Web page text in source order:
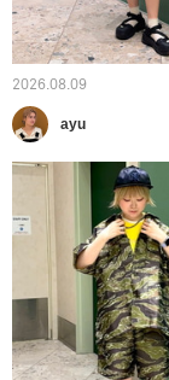
2026.08.09
ayu